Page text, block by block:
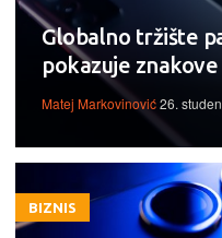
Globalno tržište
pokazuje
Matej Markovinović26.
BIZNIS